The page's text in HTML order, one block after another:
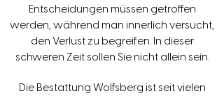
Entscheidungen müssen getroffen
werden, während man innerlich versucht,
den Verlust zu begreifen. In dieser
schweren Zeit sollen Sie nicht allein sein.
Die Bestattung Wolfsberg ist seit vielen